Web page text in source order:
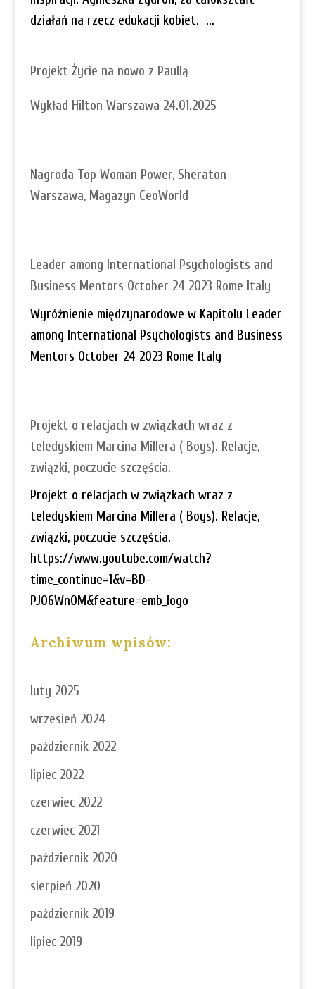
działań na rzecz edukacji kobiet. ...
Projekt Życie na nowo z Paullą
Wykład Hilton Warszawa 24.01.2025
Nagroda Top Woman Power, Sheraton
Warszawa, Magazyn CeoWorld
Leader among International Psychologists and
Business Mentors October 24 2023 Rome Italy
Wyróżnienie międzynarodowe w Kapitolu Leader
among International Psychologists and Business
Mentors October 24 2023 Rome Italy
Projekt o relacjach w związkach wraz z
teledyskiem Marcina Millera ( Boys). Relacje,
związki, poczucie szczęścia.
Projekt o relacjach w związkach wraz z
teledyskiem Marcina Millera ( Boys). Relacje,
związki, poczucie szczęścia.
https://www.youtube.com/watch?
time_continue=1&v=BD-
PJ06Wn0M&feature=emb_logo
Archiwum wpisów:
luty 2025
wrzesień 2024
październik 2022
lipiec 2022
czerwiec 2022
czerwiec 2021
październik 2020
sierpień 2020
październik 2019
lipiec 2019